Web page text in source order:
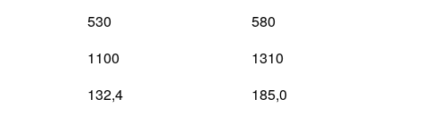
530
580
1100
1310
132,4 185,0